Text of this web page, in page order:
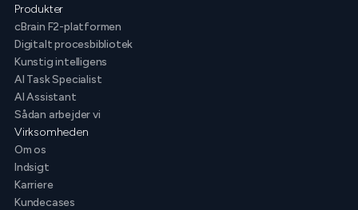
Produkter
cBrain F2-platformen
Digitalt procesbibliotek
Kunstig intelligens
AI Task Specialist
AI Assistant
Sådan arbejder vi
Virksomheden
Om os
Indsigt
Karriere
Kundecases